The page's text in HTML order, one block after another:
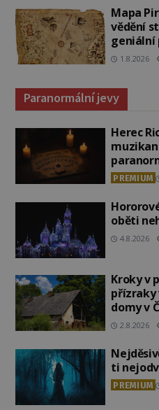
Mapa
vědění
geniální
1.8.2026
Paranormální jevy
Herec
PREMIUM
oběti
4.8.2026
Kroky v
přízraky
domy v
2.8.2026
Nejděsivější
ti
PREMIUM